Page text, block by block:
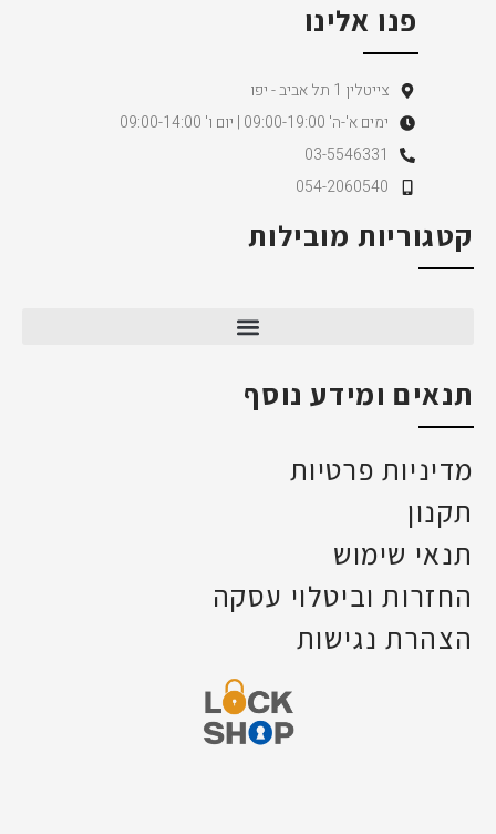
פנו אלינו
צייטלין 1 תל אביב - יפו
ימים א'-ה' 09:00-19:00 | יום ו' 09:00-14:00
03-5546331
054-2060540
קטגוריות מובילות
תנאים ומידע נוסף
מדיניות פרטיות
תקנון
תנאי שימוש
החזרות וביטלוי עסקה
הצהרת נגישות